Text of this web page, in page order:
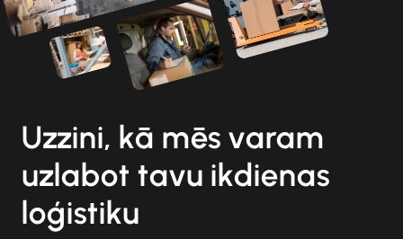
Uzzini, kā mēs varam
uzlabot tavu ikdienas
loģistiku